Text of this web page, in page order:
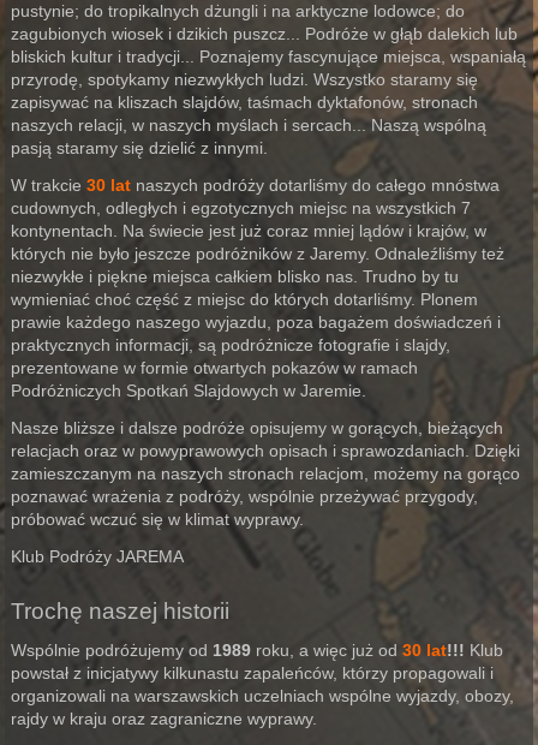
pustynie; do tropikalnych dżungli i na arktyczne lodowce; do
zagubionych wiosek i dzikich puszcz... Podróże w głąb dalekich lub
bliskich kultur i tradycji... Poznajemy fascynujące miejsca, wspaniałą
przyrodę, spotykamy niezwykłych ludzi. Wszystko staramy się
zapisywać na kliszach slajdów, taśmach dyktafonów, stronach
naszych relacji, w naszych myślach i sercach... Naszą wspólną
pasją staramy się dzielić z innymi.
W trakcie30 lat naszych podróży dotarliśmy do całego mnóstwa
cudownych, odległych i egzotycznych miejsc na wszystkich 7
kontynentach. Na świecie jest już coraz mniej lądów i krajów, w
których nie było jeszcze podróżników z Jaremy. Odnaleźliśmy też
niezwykłe i piękne miejsca całkiem blisko nas. Trudno by tu
wymieniać choć część z miejsc do których dotarliśmy. Plonem
prawie każdego naszego wyjazdu, poza bagażem doświadczeń i
praktycznych informacji, są podróżnicze fotografie i slajdy,
prezentowane w formie otwartych pokazów w ramach
Podróżniczych Spotkań Slajdowych w Jaremie.
Nasze bliższe i dalsze podróże opisujemy w gorących, bieżących
relacjach oraz w powyprawowych opisach i sprawozdaniach. Dzięki
zamieszczanym na naszych stronach relacjom, możemy na gorąco
poznawać wrażenia z podróży, wspólnie przeżywać przygody,
próbować wczuć się w klimat wyprawy.
Klub Podróży JAREMA
Trochę naszej historii
Wspólnie podróżujemy od 1989 roku, a więc już od30 lat!!! Klub
powstał z inicjatywy kilkunastu zapaleńców, którzy propagowali i
organizowali na warszawskich uczelniach wspólne wyjazdy, obozy,
rajdy w kraju oraz zagraniczne wyprawy.